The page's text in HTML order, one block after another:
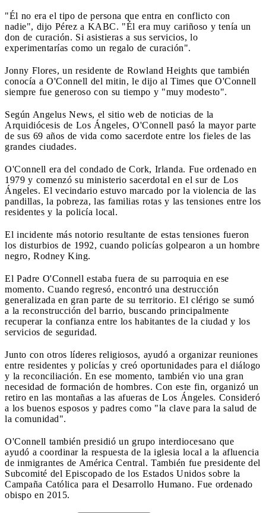
"Él no era el tipo de persona que entra en conflicto con
nadie", dijo Pérez a KABC. "Él era muy cariñoso y tenía un
don de curación. Si asistieras a sus servicios, lo
experimentarías como un regalo de curación".
Jonny Flores, un residente de Rowland Heights que también
conocía a O'Connell del mitin, le dijo al Times que O'Connell
siempre fue generoso con su tiempo y "muy modesto".
Según Angelus News, el sitio web de noticias de la
Arquidiócesis de Los Ángeles, O'Connell pasó la mayor parte
de sus 69 años de vida como sacerdote entre los fieles de las
grandes ciudades.
O'Connell era del condado de Cork, Irlanda. Fue ordenado en
1979 y comenzó su ministerio sacerdotal en el sur de Los
Ángeles. El vecindario estuvo marcado por la violencia de las
pandillas, la pobreza, las familias rotas y las tensiones entre los
residentes y la policía local.
El incidente más notorio resultante de estas tensiones fueron
los disturbios de 1992, cuando policías golpearon a un hombre
negro, Rodney King.
El Padre O'Connell estaba fuera de su parroquia en ese
momento. Cuando regresó, encontró una destrucción
generalizada en gran parte de su territorio. El clérigo se sumó
a la reconstrucción del barrio, buscando principalmente
recuperar la confianza entre los habitantes de la ciudad y los
servicios de seguridad.
Junto con otros líderes religiosos, ayudó a organizar reuniones
entre residentes y policías y creó oportunidades para el diálogo
y la reconciliación. En ese momento, también vio una gran
necesidad de formación de hombres. Con este fin, organizó un
retiro en las montañas a las afueras de Los Ángeles. Consideró
a los buenos esposos y padres como "la clave para la salud de
la comunidad".
O'Connell también presidió un grupo interdiocesano que
ayudó a coordinar la respuesta de la iglesia local a la afluencia
de inmigrantes de América Central. También fue presidente del
Subcomité del Episcopado de los Estados Unidos sobre la
Campaña Católica para el Desarrollo Humano. Fue ordenado
obispo en 2015.